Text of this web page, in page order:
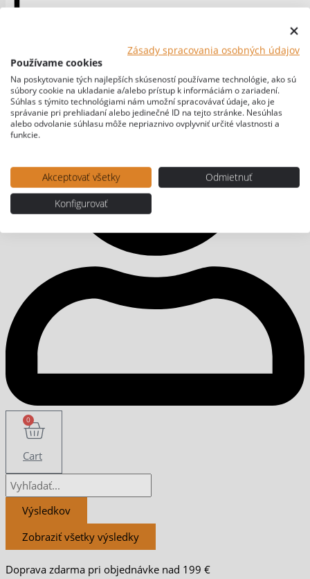
0
Cart
Výsledkov
Zobraziť všetky výsledky
Doprava zdarma pri objednávke nad 199 €
Zásady spracovania osobných údajov
Používame cookies
Na poskytovanie tých najlepších skúseností používame technológie, ako sú
súbory cookie na ukladanie a/alebo prístup k informáciám o zariadení.
Súhlas s týmito technológiami nám umožní spracovávať údaje, ako je
správanie pri prehliadaní alebo jedinečné ID na tejto stránke. Nesúhlas
alebo odvolanie súhlasu môže nepriaznivo ovplyvniť určité vlastnosti a
funkcie.
Akceptovať všetky
Odmietnuť
Konfigurovať